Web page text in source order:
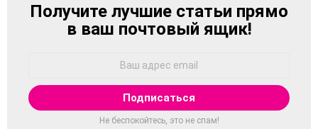
NEWSLETTER
Получите лучшие статьи прямо
в ваш почтовый ящик!
Не беспокойтесь, это не спам!